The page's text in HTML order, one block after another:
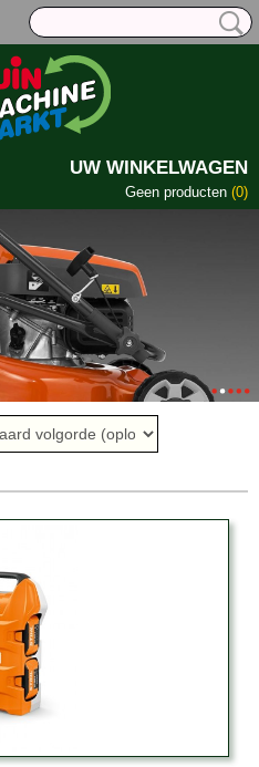
UW WINKELWAGEN
Geen producten (0)
website voor al uw las- en metaalbenodigdheden!